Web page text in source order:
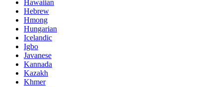
Hawaiian
Hebrew
Hmong
Hungarian
Icelandic
Igbo
Javanese
Kannada
Kazakh
Khmer